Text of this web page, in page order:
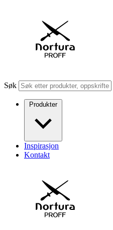
Søk
Produkter
Inspirasjon
Kontakt